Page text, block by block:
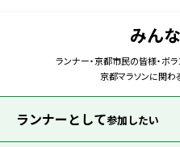
みん
ランナー・京都市民の皆様・ボ
京都マラソンに関
ランナーとして参加したい